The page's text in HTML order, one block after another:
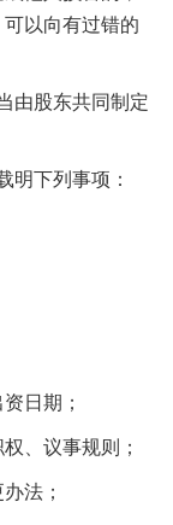
以向有过错的
股东共同制定
下列事项：
日期；
、议事规则；
法；